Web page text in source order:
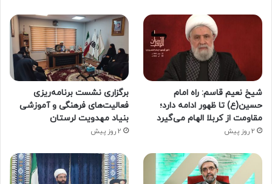
شیخ نعیم قاسم: راه امام
حسین(ع) تا ظهور ادامه دارد؛
مقاومت از کربلا الهام می‌گیرد
2 روز پیش
برگزاری نشست برنامه‌ریزی
فعالیت‌های فرهنگی و آموزشی
بنیاد مهدویت لرستان
2 روز پیش